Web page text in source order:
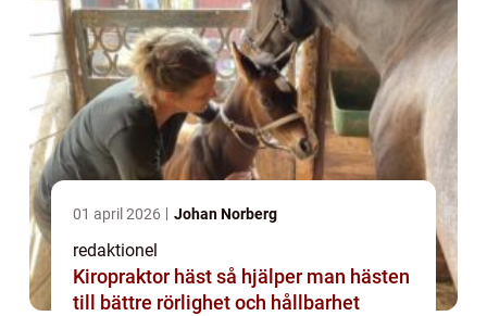
01 april 2026 Johan Norberg
redaktionel
Kiropraktor häst så hjälper man hästen
till bättre rörlighet och hållbarhet